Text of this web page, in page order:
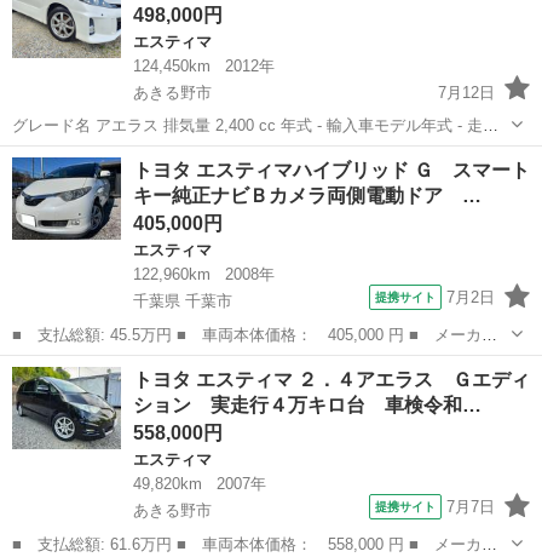
498,000円
エスティマ
124,450km
2012年
あきる野市
7月12日
グレード名 アエラス 排気量 2,400 cc 年式 - 輸入車モデル年式 - 走行
距離 124,450 km 走行距離の状態 実走行 色系統 シロ系 色の名称
070 ホワイトパールクリスタル...
東京 あきる野市 車両
トヨタ エスティマハイブリッド Ｇ スマート
キー純正ナビＢカメラ両側電動ドア …
405,000円
エスティマ
122,960km
2008年
千葉県 千葉市
提携サイト 7月2日
■ 支払総額: 45.5万円 ■ 車両本体価格： 405,000 円 ■ メーカー
名： トヨタ ■ 車種名： エスティマハイブリッド ■ グレード
名： Ｇ スマートキー純正ナビＢカメラ両側電動ドア ４ＷＤ Ｅ
ＴＣ 全周囲カ...
千葉 千葉市 エスティマ
トヨタ エスティマ ２．４アエラス Ｇエディ
ション 実走行４万キロ台 車検令和…
558,000円
エスティマ
49,820km
2007年
あきる野市
提携サイト 7月7日
■ 支払総額: 61.6万円 ■ 車両本体価格： 558,000 円 ■ メーカー